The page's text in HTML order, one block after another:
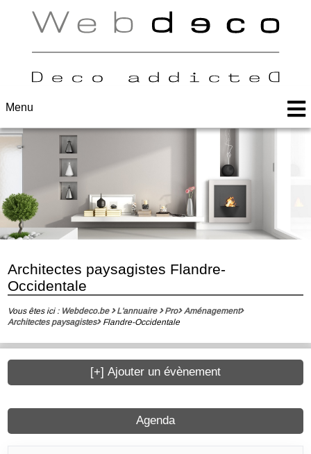
Menu
Architectes paysagistes Flandre-
Occidentale
Vous êtes ici : Webdeco.be L'annuaire Pro Aménagement
Architectes paysagistes
Flandre-Occidentale
Agenda
[+] Ajouter un évènement